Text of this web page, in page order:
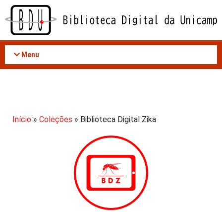
Acessar
conteúdo
Menu
Início » Coleções » Biblioteca Digital Zika